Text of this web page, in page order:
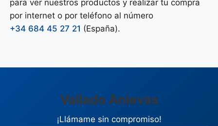
para ver nuestros productos y realizar tu compra
por internet o por teléfono al número
+34 684 45 27 21 (España).
Vallado Anievas
¡Llámame sin compromiso!